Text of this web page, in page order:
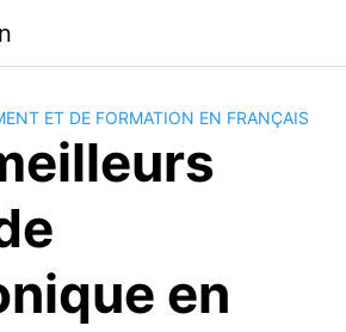
ET DE FORMATION EN FRANÇAIS
en